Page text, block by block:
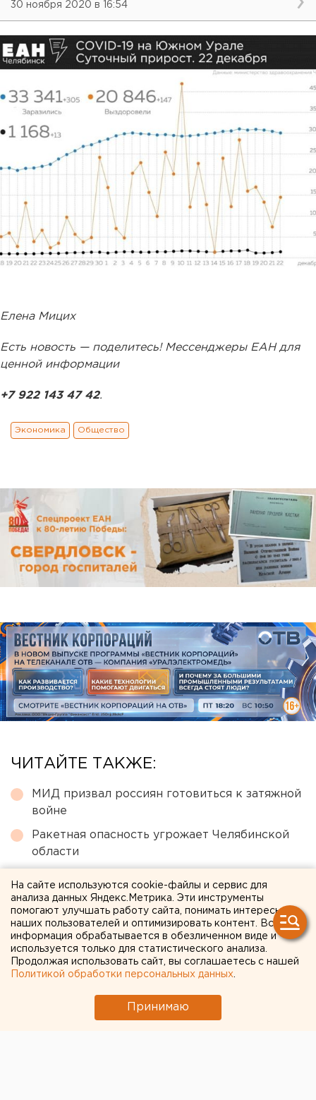
30 ноября 2020 в 16:54
Елена Мицих
Есть новость — поделитесь! Мессенджеры ЕАН для
ценной информации
+7 922 143 47 42.
Экономика Общество
ЧИТАЙТЕ ТАКЖЕ:
МИД призвал россиян готовиться к затяжной
войне
Ракетная опасность угрожает Челябинской
области
войсками ЦВО
Челябинцев предупредили о возможном
выходе из берегов реки Миасс
Федеральные компании не могут найти в
Екатеринбурге земли под апартаменты
На сайте используются cookie-файлы и сервис для
анализа данных Яндекс.Метрика. Эти инструменты
помогают улучшать работу сайта, понимать интересы
наших пользователей и оптимизировать контент. Вся
информация обрабатывается в обезличенном виде и
используется только для статистического анализа.
Продолжая использовать сайт, вы соглашаетесь с нашей
Политикой обработки персональных данных
Принимаю